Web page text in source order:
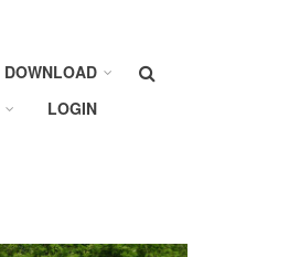
Suche
DOWNLOAD
LOGIN